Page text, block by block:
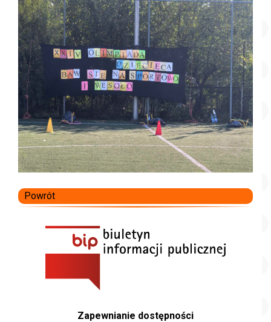
Powrót
Zapewnianie dostępności